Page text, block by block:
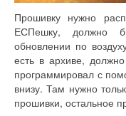
Прошивку нужно
ЕСПешку, должно
обновлении по
есть в архиве,
программировал с
внизу. Там нужно
прошивки, остальное